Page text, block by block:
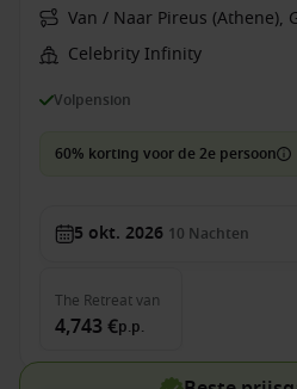
Van / Naar Pireus (Athene),
Celebrity Infinity
Volpension
60% korting voor de 2e persoon
5 okt. 2026 10 Nachten
The Retreatvan
4,743 €p.p.